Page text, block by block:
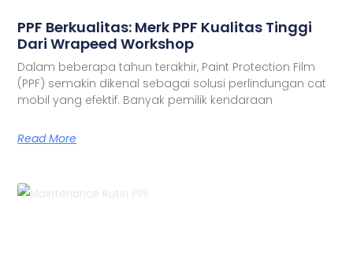
PPF Berkualitas: Merk PPF Kualitas Tinggi
Dari Wrapeed Workshop
Dalam beberapa tahun terakhir, Paint Protection Film
(PPF) semakin dikenal sebagai solusi perlindungan cat
mobil yang efektif. Banyak pemilik kendaraan
Read More